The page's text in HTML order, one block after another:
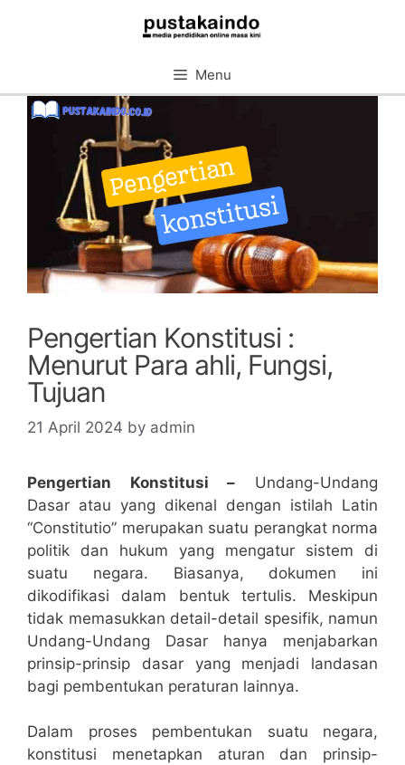
Menu
Pengertian Konstitusi :
Menurut Para ahli, Fungsi,
Tujuan
21 April 2024 by admin
Pengertian Konstitusi – Undang-Undang
Dasar atau yang dikenal dengan istilah Latin
“Constitutio” merupakan suatu perangkat norma
politik dan hukum yang mengatur sistem di
suatu negara. Biasanya, dokumen ini
dikodifikasi dalam bentuk tertulis. Meskipun
tidak memasukkan detail-detail spesifik, namun
Undang-Undang Dasar hanya menjabarkan
prinsip-prinsip dasar yang menjadi landasan
bagi pembentukan peraturan lainnya.
Dalam proses pembentukan suatu negara,
konstitusi menetapkan aturan dan prinsip-